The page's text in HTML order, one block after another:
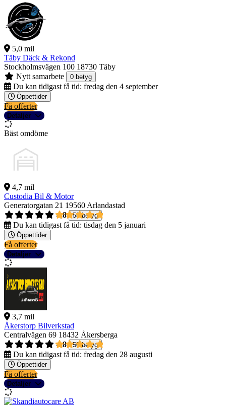
5,0 mil
Täby Däck & Rekond
Stockholmsvägen 100 18730 Täby
Nytt samarbete
0 betyg
Du kan tidigast få tid: fredag den 4 september
Öppettider
Få offerter
Detaljer
Bäst omdöme
4,7 mil
Custodia Bil & Motor
Generatorgatan 21 19560 Arlandastad
4,8
58 betyg
Du kan tidigast få tid: tisdag den 5 januari
Öppettider
Få offerter
Detaljer
3,7 mil
Åkerstorp Bilverkstad
Centralvägen 69 18432 Åkersberga
4,8
50 betyg
Du kan tidigast få tid: fredag den 28 augusti
Öppettider
Få offerter
Detaljer